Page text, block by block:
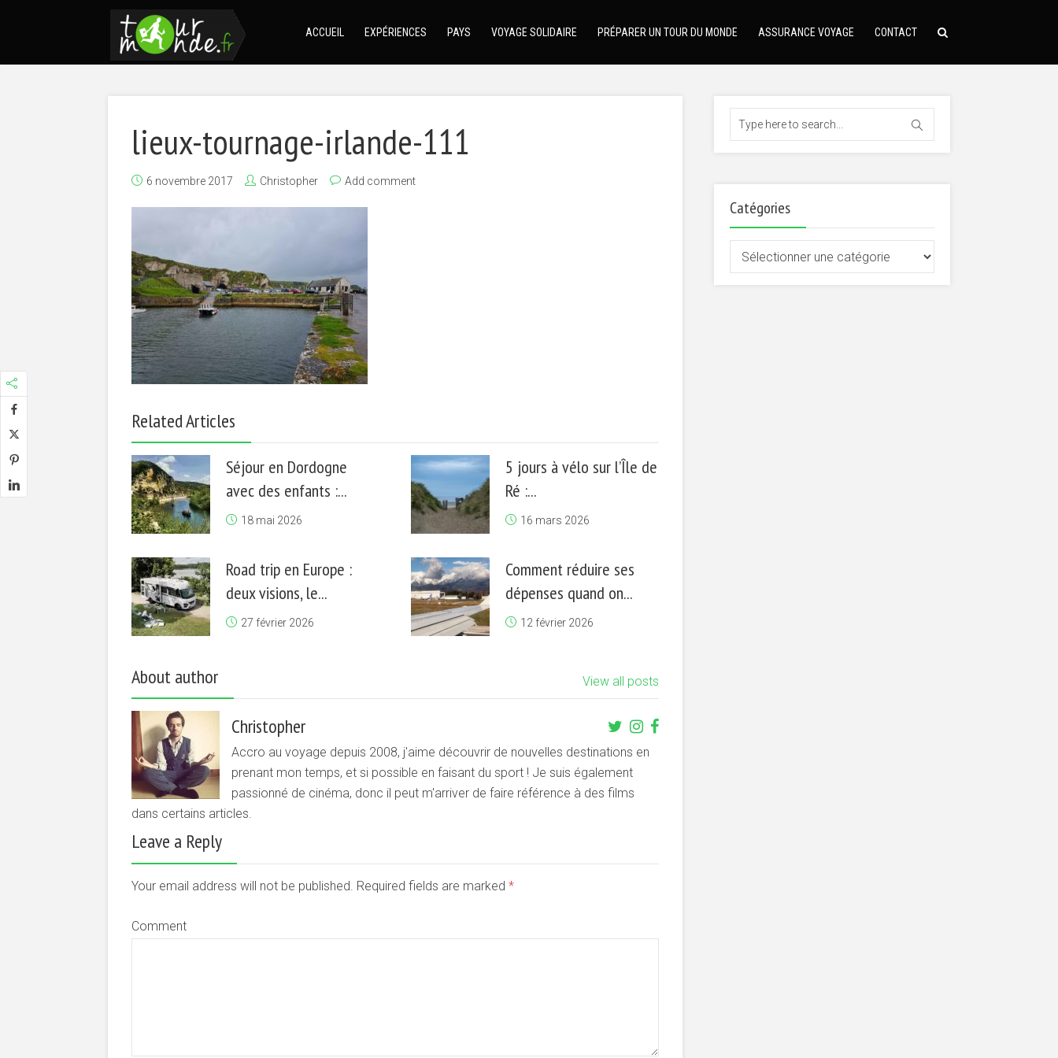
ACCUEIL EXPÉRIENCES PAYS VOYAGE SOLIDAIRE PRÉPARER UN TOUR DU MONDE ASSURANCE VOYAGE CONTACT
lieux-tournage-irlande-111
6 novembre 2017 Christopher Add comment
Related Articles
Séjour en Dordogne
avec des enfants :...
18 mai 2026
5 jours à vélo sur l’Île de
Ré :...
16 mars 2026
Road trip en Europe :
deux visions, le...
27 février 2026
Comment réduire ses
dépenses quand on...
12 février 2026
About author View all posts
Christopher
Accro au voyage depuis 2008, j'aime découvrir de nouvelles destinations en
prenant mon temps, et si possible en faisant du sport ! Je suis également
passionné de cinéma, donc il peut m'arriver de faire référence à des films
dans certains articles.
Leave a Reply
Your email address will not be published. Required fields are marked *
Comment
Catégories